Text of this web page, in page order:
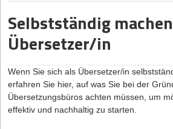
Die Herausforderung bleibt dennoch groß:
Unternehmen keine Nachfolge finden,
etliche Betriebe schließen. Dadurch
Wirtschaftsstandort Deutschland. Wenn
Unternehmensnachfolge als echte
positionieren, können wir das verhindern.
Substanz würde bewahrt und sogar
Webprojekte
Change-Projekte
Business Modelling
Digitale Transformation
Bildungseinrichtungen
Selbstständig
Übersetzer/in
Wenn Sie sich als Übersetzer/in
erfahren Sie hier, auf was Sie bei der
Übersetzungsbüros achten müssen, um
effektiv und nachhaltig zu starten.